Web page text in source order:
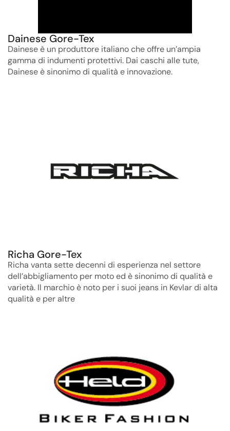
Dainese Gore-Tex
Dainese è un produttore italiano che offre un’ampia
gamma di indumenti protettivi. Dai caschi alle tute,
Dainese è sinonimo di qualità e innovazione.
Richa Gore-Tex
Richa vanta sette decenni di esperienza nel settore
dell’abbigliamento per moto ed è sinonimo di qualità e
varietà. Il marchio è noto per i suoi jeans in Kevlar di alta
qualità e per altre